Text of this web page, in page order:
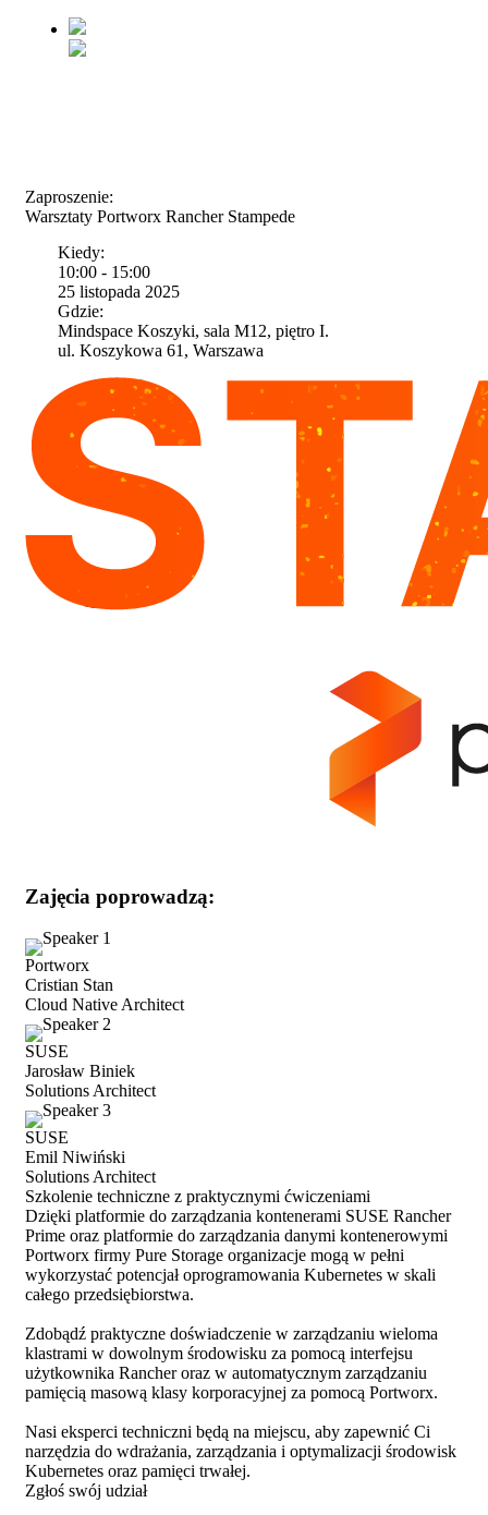
Zaproszenie:
Warsztaty Portworx Rancher Stampede
Kiedy:
10:00 - 15:00
25 listopada 2025
Gdzie:
Mindspace Koszyki, sala M12, piętro I.
ul. Koszykowa 61, Warszawa
Zajęcia poprowadzą:
Portworx
Cristian Stan
Cloud Native Architect
SUSE
Jarosław Biniek
Solutions Architect
SUSE
Emil Niwiński
Solutions Architect
Szkolenie techniczne z praktycznymi ćwiczeniami
Dzięki platformie do zarządzania kontenerami SUSE Rancher
Prime oraz platformie do zarządzania danymi kontenerowymi
Portworx firmy Pure Storage organizacje mogą w pełni
wykorzystać potencjał oprogramowania Kubernetes w skali
całego przedsiębiorstwa.
Zdobądź praktyczne doświadczenie w zarządzaniu wieloma
klastrami w dowolnym środowisku za pomocą interfejsu
użytkownika Rancher oraz w automatycznym zarządzaniu
pamięcią masową klasy korporacyjnej za pomocą Portworx.
Nasi eksperci techniczni będą na miejscu, aby zapewnić Ci
narzędzia do wdrażania, zarządzania i optymalizacji środowisk
Kubernetes oraz pamięci trwałej.
Zgłoś swój udział